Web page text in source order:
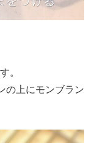
。
上にモンブラン